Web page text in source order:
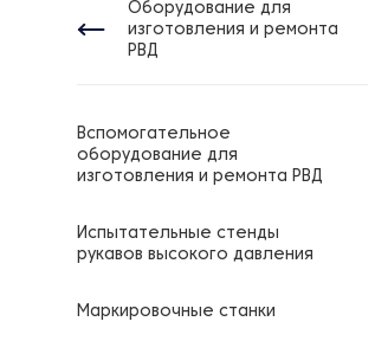
Оборудование для
изготовления и ремонта
РВД
Вспомогательное
оборудование для
изготовления и ремонта РВД
Испытательные стенды
рукавов высокого давления
Маркировочные станки